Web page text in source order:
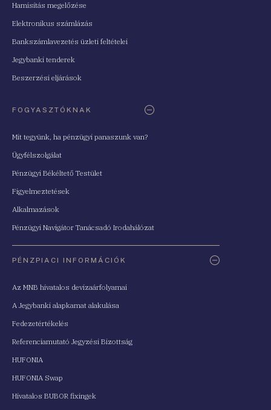
Hamisítás megelőzése
Elektronikus számlázás
Bankszámlavezetés üzleti feltételei
Jegybanki tenderek
Beszerzési eljárások
FOGYASZTÓKNAK
Mit tegyünk, ha pénzügyi panaszunk van?
Ügyfélszolgálat
Pénzügyi Békéltető Testület
Figyelmeztetések
Alkalmazások
Pénzügyi Navigátor Tanácsadó Irodahálózat
PÉNZPIACI INFORMÁCIÓK
Az MNB hivatalos devizaárfolyamai
A Jegybanki alapkamat alakulása
Fedezetértékelés
Referenciamutató Jegyzési Bizottság
HUFONIA
HUFONIA Swap
Hivatalos BUBOR fixingek